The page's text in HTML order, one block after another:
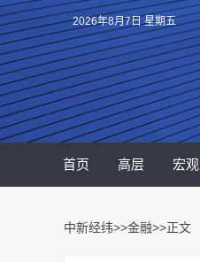
2026年8月7日 星期五
首页 高层 宏观
中新经纬>>金融>>正文